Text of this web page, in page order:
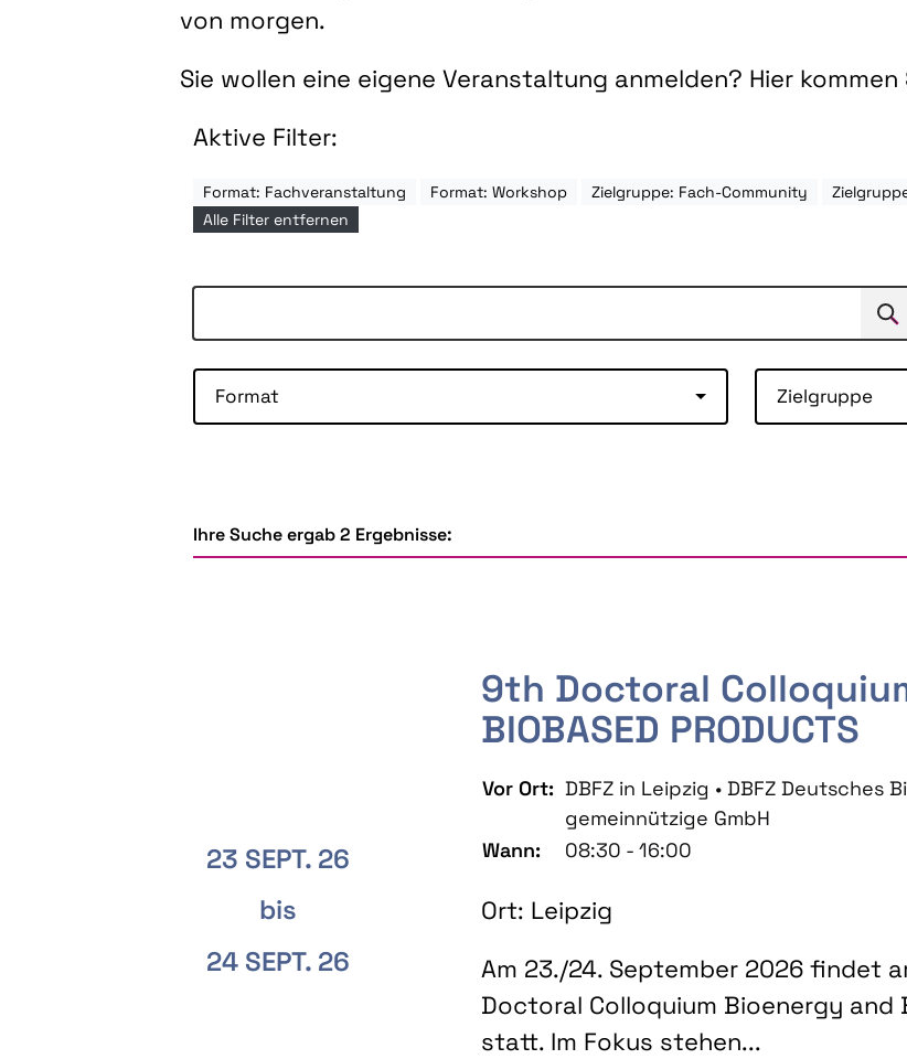
von morgen.
Sie wollen eine eigene Veranstaltung anmelden? Hier kommen
Aktive Filter:
Format: Fachveranstaltung Format: Workshop Zielgruppe: Fach-Community
Alle Filter entfernen
Format Zielgruppe
Ihre Suche ergab 2 Ergebnisse:
23 SEPT. 26
bis
24 SEPT. 26
9th Doctoral Colloquium
BIOBASED PRODUCTS
Vor Ort: DBFZ in Leipzig • DBFZ Deutsches
gemeinnützige GmbH
Wann:
08:30 - 16:00
Ort: Leipzig
Am 23./24. September 2026 findet
Doctoral Colloquium Bioenergy and
statt. Im Fokus stehen...